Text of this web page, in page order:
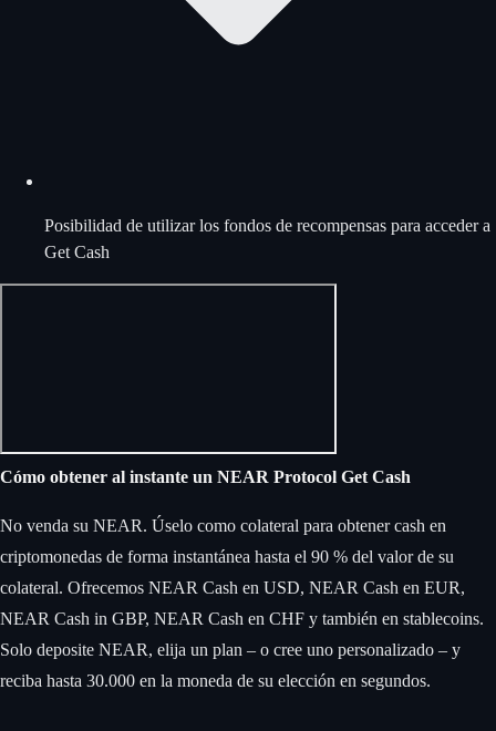
Posibilidad de utilizar los fondos de recompensas para acceder a
Get Cash
Cómo obtener al instante un NEAR Protocol Get Cash
No venda su NEAR. Úselo como colateral para obtener cash en
criptomonedas de forma instantánea hasta el 90 % del valor de su
colateral. Ofrecemos NEAR Cash en USD, NEAR Cash en EUR,
NEAR Cash in GBP, NEAR Cash en CHF y también en stablecoins.
Solo deposite NEAR, elija un plan – o cree uno personalizado – y
reciba hasta 30.000 en la moneda de su elección en segundos.